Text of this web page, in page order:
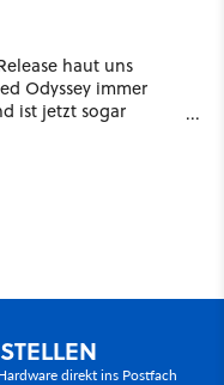
haut uns
Odyssey immer
ist jetzt sogar
direkt ins Postfach